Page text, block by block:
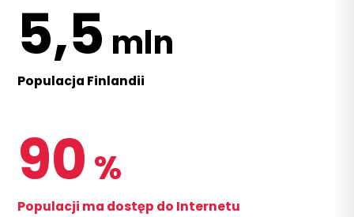
5,5 mln
Populacja Finlandii
90 %
Populacji ma dostęp do Internetu